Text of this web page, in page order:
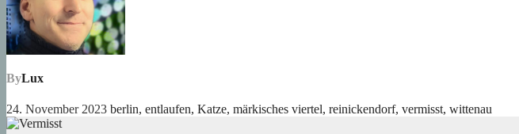
ByLux
24. November 2023 berlin, entlaufen, Katze, märkisches viertel, reinickendorf, vermisst, wittenau